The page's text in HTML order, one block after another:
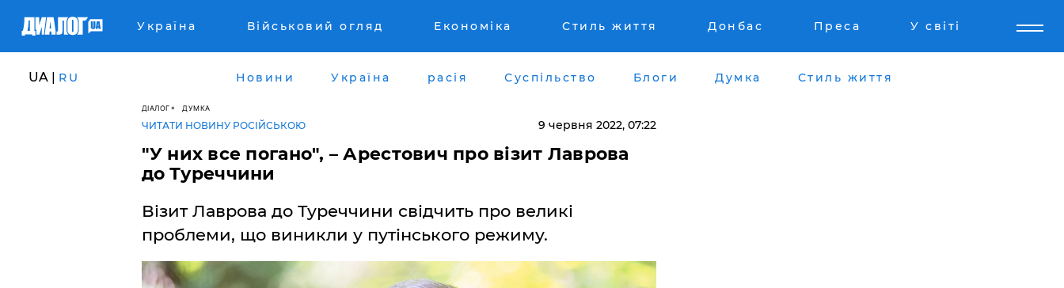
Україна Військовий огляд Економіка Стиль життя Донбас Преса У світі
UA | RU Новини Україна расія Суспільство Блоги Думка Стиль життя
ДІАЛОГ ДУМКА
ЧИТАТИ НОВИНУ РОСІЙСЬКОЮ 9 червня 2022, 07:22
"У них все погано", – Арестович про візит Лаврова
до Туреччини
Візит Лаврова до Туреччини свідчить про великі
проблеми, що виникли у путінського режиму.